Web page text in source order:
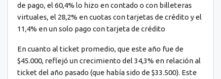
de pago, el 60,4% lo hizo en contado o con billeteras
virtuales, el 28,2% en cuotas con tarjetas de crédito y el
11,4% en un solo pago con tarjeta de crédito
En cuanto al ticket promedio, que este año fue de
$45.000, reflejó un crecimiento del 34,3% en relación al
ticket del año pasado (que había sido de $33.500). Este